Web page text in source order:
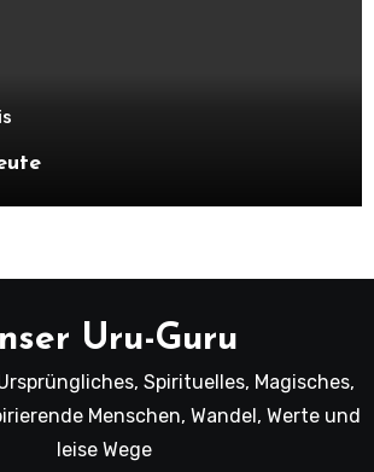
Uru-Guru
Spirituelles, Magisches,
Menschen, Wandel, Werte und
leise Wege